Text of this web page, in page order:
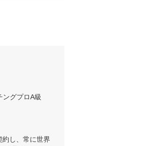
ングプロA級
約し、常に世界